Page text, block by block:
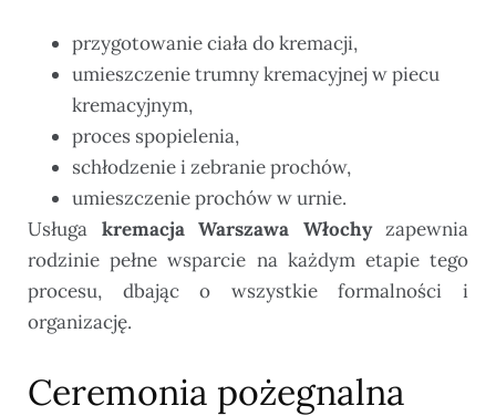
przygotowanie ciała do kremacji,
umieszczenie trumny kremacyjnej w piecu
kremacyjnym,
proces spopielenia,
schłodzenie i zebranie prochów,
umieszczenie prochów w urnie.
Usługa kremacja Warszawa Włochyzapewnia
rodzinie pełne wsparcie na każdym etapie tego
procesu, dbając o wszystkie formalności i
organizację.
Ceremonia pożegnalna